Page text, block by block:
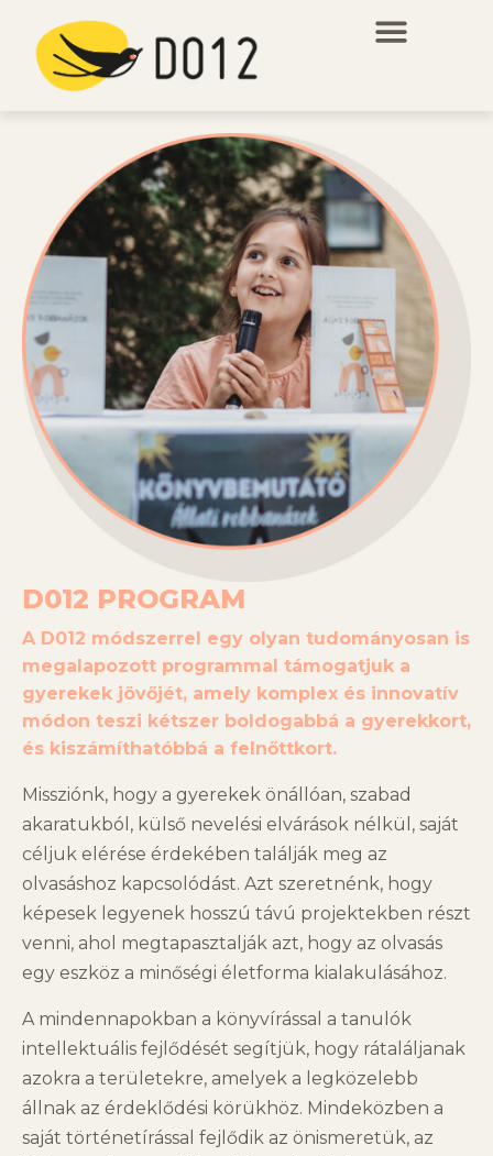
D012 PROGRAM
A D012 módszerrel egy olyan tudományosan is
megalapozott programmal támogatjuk a
gyerekek jövőjét, amely komplex és innovatív
módon teszi kétszer boldogabbá a gyerekkort,
és kiszámíthatóbbá a felnőttkort.
Missziónk, hogy a gyerekek önállóan, szabad
akaratukból, külső nevelési elvárások nélkül, saját
céljuk elérése érdekében találják meg az
olvasáshoz kapcsolódást. Azt szeretnénk, hogy
képesek legyenek hosszú távú projektekben részt
venni, ahol megtapasztalják azt, hogy az olvasás
egy eszköz a minőségi életforma kialakulásához.
A mindennapokban a könyvírással a tanulók
intellektuális fejlődését segítjük, hogy rátaláljanak
azokra a területekre, amelyek a legközelebb
állnak az érdeklődési körükhöz. Mindeközben a
saját történetírással fejlődik az önismeretük, az